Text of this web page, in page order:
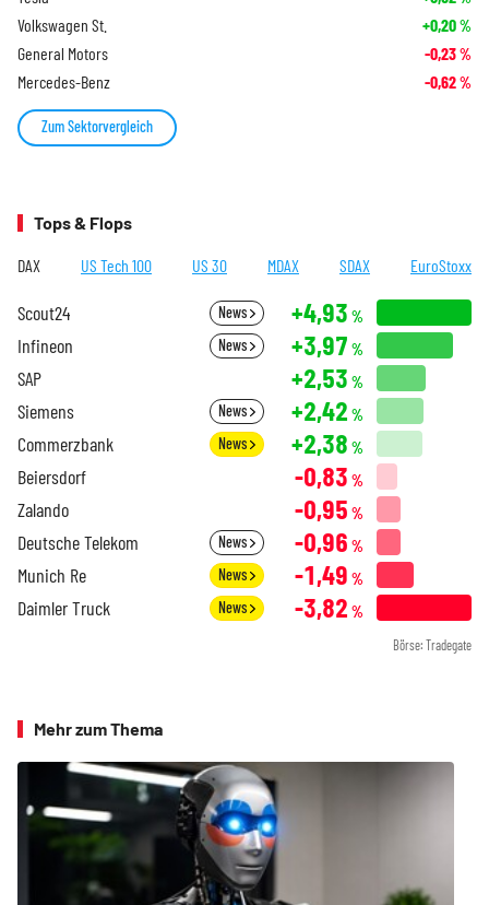
Volkswagen St. +0,20%
General Motors -0,23%
Mercedes-Benz -0,62%
Zum Sektorvergleich
Tops & Flops
DAX US Tech 100 US 30 MDAX SDAX EuroStoxx
Scout24 News +4,93 %
Infineon News +3,97 %
SAP +2,53 %
Siemens News +2,42 %
Commerzbank News +2,38 %
Beiersdorf -0,83 %
Zalando -0,95 %
Deutsche Telekom News -0,96 %
Munich Re News -1,49 %
Daimler Truck News -3,82 %
Börse: Tradegate
Mehr zum Thema